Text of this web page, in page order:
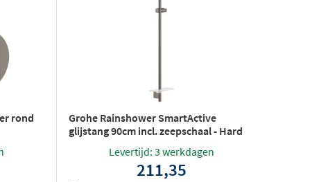
rond
Grohe Rainshower SmartActive
glijstang 90cm incl. zeepschaal - Hard
graphite geborsteld
Levertijd: 3 werkdagen
211,35